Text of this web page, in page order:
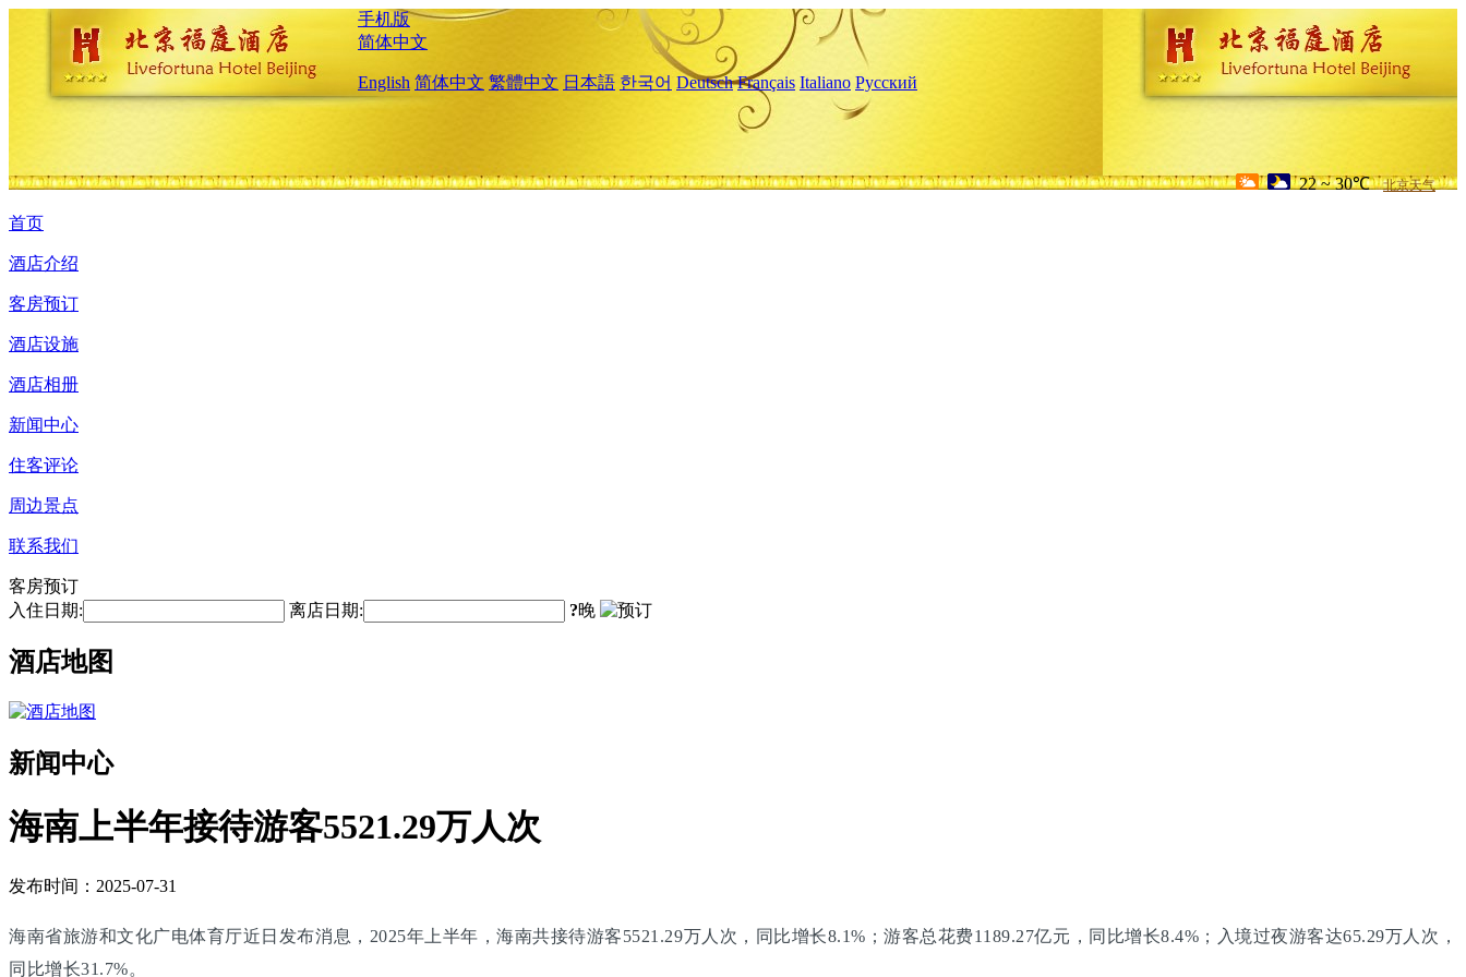
手机版
简体中文
English 简体中文 繁體中文 日本語 한국어 Deutsch Français Italiano Русский
22 ~ 30℃ 北京天气
首页
酒店介绍
客房预订
酒店设施
酒店相册
新闻中心
住客评论
周边景点
联系我们
客房预订
入住日期:
离店日期: ?晚
酒店地图
新闻中心
海南上半年接待游客5521.29万人次
发布时间：2025-07-31
海南省旅游和文化广电体育厅近日发布消息，2025年上半年，海南共接待游客5521.29万人次，同比增长8.1%；游客总花费1189.27亿元，同比增长8.4%；入境过夜游客达65.29万人次，
同比增长31.7%。